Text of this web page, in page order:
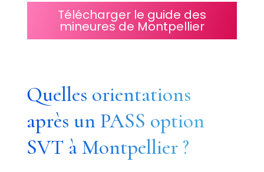
Télécharger le guide des
mineures de Montpellier
Quelles orientations
après un PASS option
SVT à Montpellier ?